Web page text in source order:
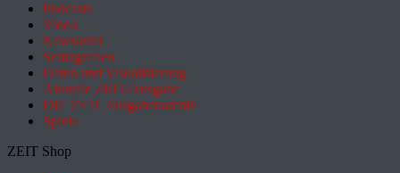
Podcasts
Video
Newsletter
Schlagzeilen
Daten und Visualisierung
Aktuelle ZEIT-Ausgabe
DIE ZEIT Ausgabenarchiv
Spiele
ZEIT Shop